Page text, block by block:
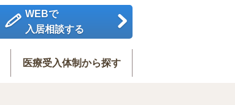
WEBで
入居相談する
医療受入体制から探す